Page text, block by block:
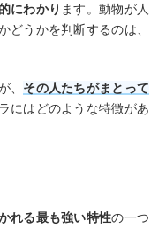
にわかり ます。動物が人
どうかを判断するのは、
、 その人たちがまとって
にはどのような特徴があ
れる最も強い特性の一つ